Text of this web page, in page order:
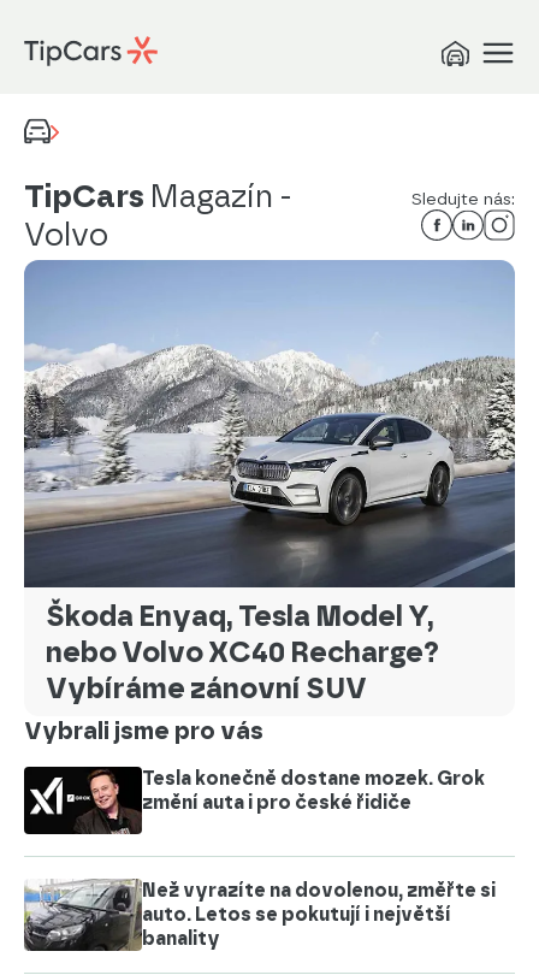
TipCars Magazín -
Volvo
Sledujte nás:
Škoda Enyaq, Tesla Model Y,
nebo Volvo XC40 Recharge?
Vybíráme zánovní SUV
Vybrali jsme pro vás
Tesla konečně dostane mozek. Grok
změní auta i pro české řidiče
Než vyrazíte na dovolenou, změřte si
auto. Letos se pokutují i největší
banality